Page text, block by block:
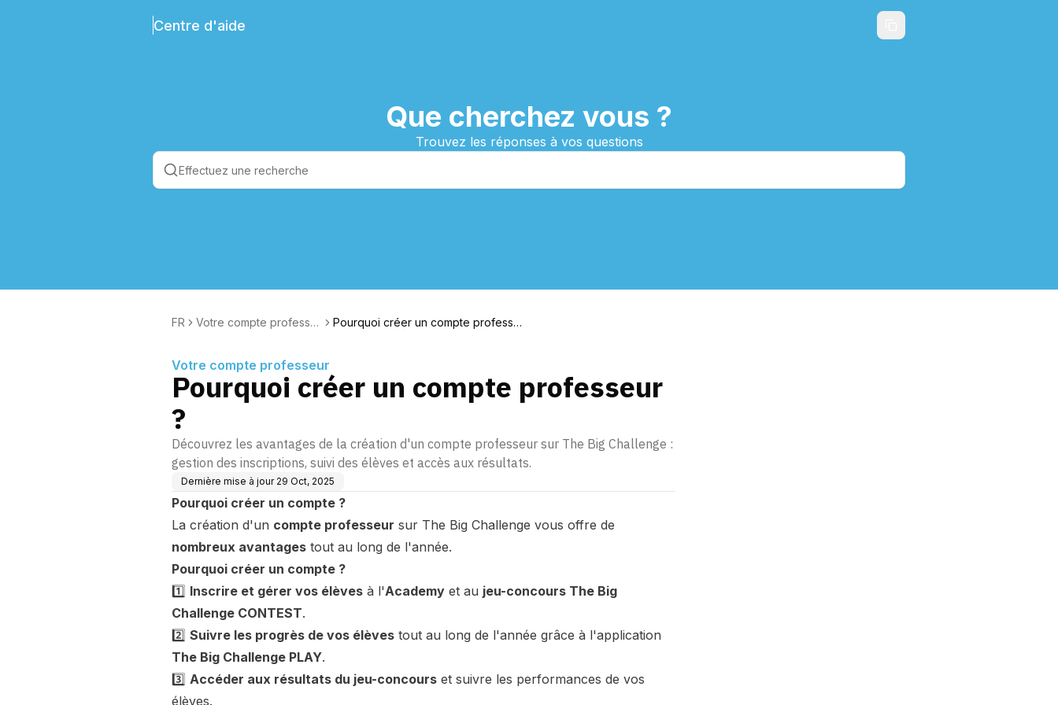
Centre d'aide
Que cherchez vous ?
Trouvez les réponses à vos questions
FR
Votre compte professe
Pourquoi créer un compte professe
Votre compte professeur
Pourquoi créer un compte professeur
?
Découvrez les avantages de la création d'un compte professeur sur The Big Challenge :
gestion des inscriptions, suivi des élèves et accès aux résultats.
Dernière mise à jour 29 Oct, 2025
Pourquoi créer un compte ?
La création d'un compte professeur sur The Big Challenge vous offre de
nombreux avantages tout au long de l'année.
Pourquoi créer un compte ?
1️⃣ Inscrire et gérer vos élèves à l'Academy et au jeu-concours The Big
Challenge CONTEST.
2️⃣ Suivre les progrès de vos élèves tout au long de l'année grâce à l'application
The Big Challenge PLAY.
3️⃣ Accéder aux résultats du jeu-concours et suivre les performances de vos
élèves.